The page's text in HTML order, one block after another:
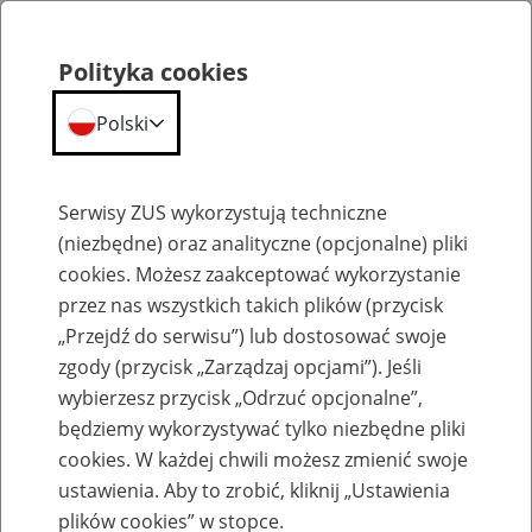
Emerytury
Baza zlikwidowanych lub
przekształconych zakładów pracy
Polityka cookies
Polski
Serwisy ZUS wykorzystują techniczne
(niezbędne) oraz analityczne (opcjonalne) pliki
cookies. Możesz zaakceptować wykorzystanie
przez nas wszystkich takich plików (przycisk
„Przejdź do serwisu”) lub dostosować swoje
zgody (przycisk „Zarządzaj opcjami”). Jeśli
wybierzesz przycisk „Odrzuć opcjonalne”,
będziemy wykorzystywać tylko niezbędne pliki
cookies. W każdej chwili możesz zmienić swoje
ustawienia. Aby to zrobić, kliknij „Ustawienia
plików cookies” w stopce.